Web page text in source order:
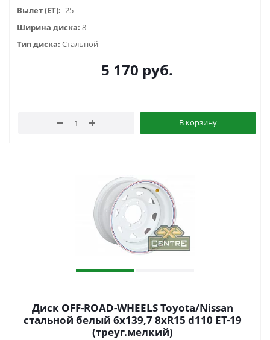
Вылет (ET): -25
Ширина диска: 8
Тип диска: Стальной
5 170 руб.
В корзину
Диск OFF-ROAD-WHEELS Toyota/Nissan
стальной белый 6x139,7 8xR15 d110 ET-19
(треуг.мелкий)